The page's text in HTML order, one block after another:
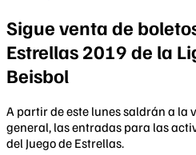
Sigue venta de
Estrellas 2019 de la
Beisbol
A partir de este lunes saldrán a la
general, las entradas para las
del Juego de Estrellas.